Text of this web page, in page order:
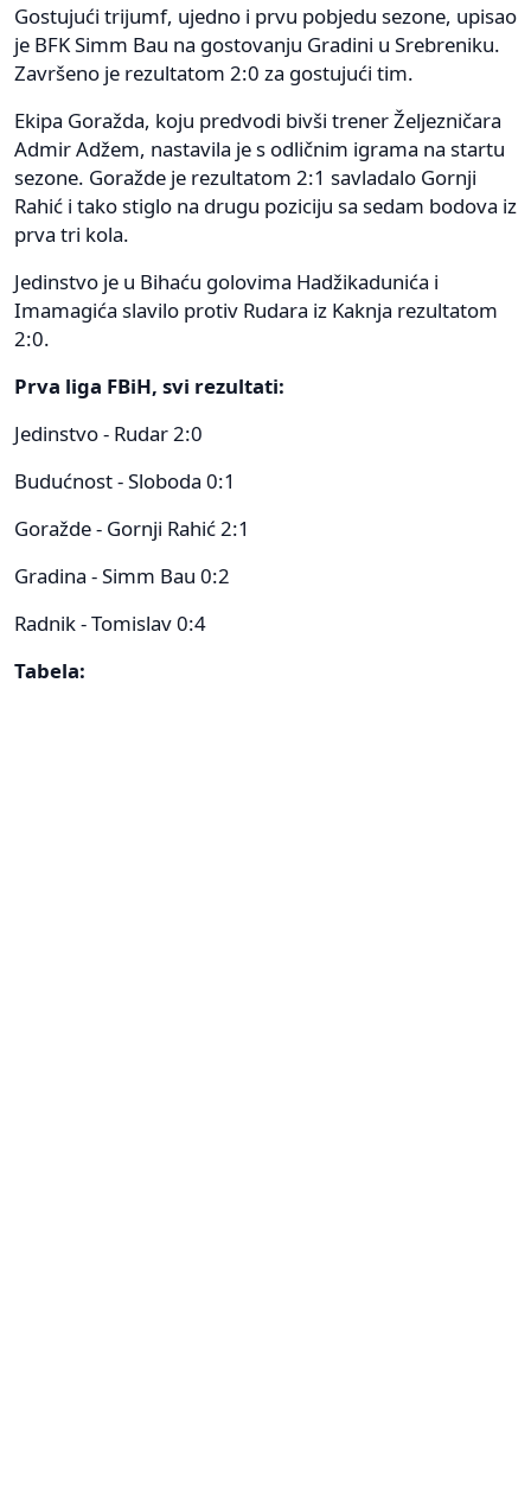
Gostujući trijumf, ujedno i prvu pobjedu sezone, upisao
je BFK Simm Bau na gostovanju Gradini u Srebreniku.
Završeno je rezultatom 2:0 za gostujući tim.
Ekipa Goražda, koju predvodi bivši trener Željezničara
Admir Adžem, nastavila je s odličnim igrama na startu
sezone. Goražde je rezultatom 2:1 savladalo Gornji
Rahić i tako stiglo na drugu poziciju sa sedam bodova iz
prva tri kola.
Jedinstvo je u Bihaću golovima Hadžikadunića i
Imamagića slavilo protiv Rudara iz Kaknja rezultatom
2:0.
Prva liga FBiH, svi rezultati:
Jedinstvo - Rudar 2:0
Budućnost - Sloboda 0:1
Goražde - Gornji Rahić 2:1
Gradina - Simm Bau 0:2
Radnik - Tomislav 0:4
Tabela: